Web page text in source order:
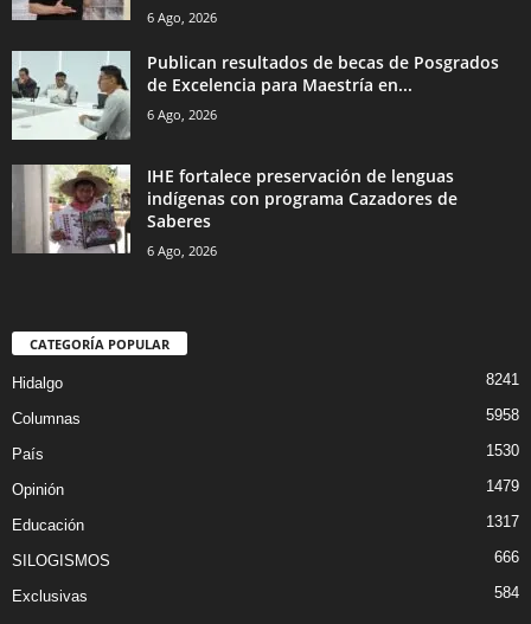
6 Ago, 2026
Publican resultados de becas de Posgrados
de Excelencia para Maestría en...
6 Ago, 2026
IHE fortalece preservación de lenguas
indígenas con programa Cazadores de
Saberes
6 Ago, 2026
CATEGORÍA POPULAR
Hidalgo 8241
Columnas 5958
País 1530
Opinión 1479
Educación 1317
SILOGISMOS 666
Exclusivas 584